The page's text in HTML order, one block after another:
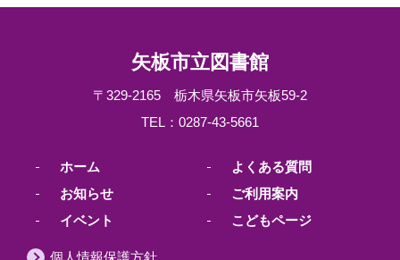
矢板市立図書館
〒329-2165 栃木県矢板市矢板59-2
TEL：0287-43-5661
ホーム
お知らせ
イベント
よくある質問
ご利用案内
こどもページ
個人情報保護方針